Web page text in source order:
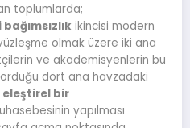
toplumlarda;
ikincisi modern
olmak üzere iki ana
ve akademisyenlerin bu
dört ana havzadaki
eleştirel bir
yapılması